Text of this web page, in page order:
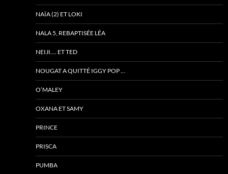
NAÏA (2) ET LOKI
NALA 5, REBAPTISÉE LÉA
NEIJI…. ET TED
NOUGAT A QUITTÉ IGGY POP …
O’MALEY
OXANA ET SAMY
PRINCE
PRISCA
PUMBA